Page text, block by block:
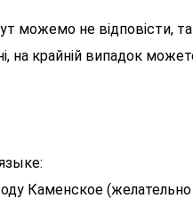
можемо не відповісти,
на крайній випадок
Каменское